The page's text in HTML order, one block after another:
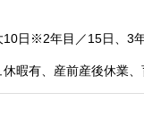
10日※2年目／15日、3
暇有、産前産後休業